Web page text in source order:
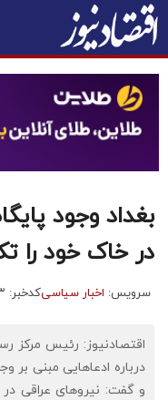
بغداد وجود
در خاک خود را
سرویس: اخبار سیاسیکدخبر: ۷۸۵۱۳۳
اقتصادنیوز: رئیس مرکز
درباره ادعاهایی مبنی بر
و گفت: نیروهای عراقی در